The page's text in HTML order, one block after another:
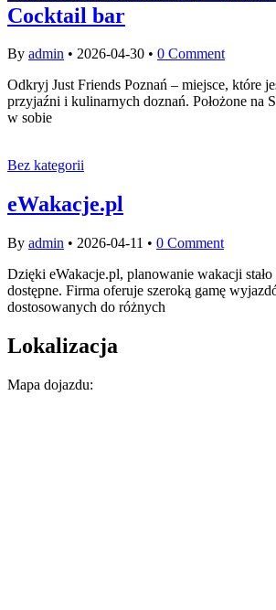
Cocktail bar
By admin • 2026-04-30 • 0 Comment
Odkryj Just Friends Poznań – miejsce, które
przyjaźni i kulinarnych doznań. Położone na
w sobie
Bez kategorii
eWakacje.pl
By admin • 2026-04-11 • 0 Comment
Dzięki eWakacje.pl, planowanie wakacji stało
dostępne. Firma oferuje szeroką gamę
dostosowanych do różnych
Lokalizacja
Mapa dojazdu: